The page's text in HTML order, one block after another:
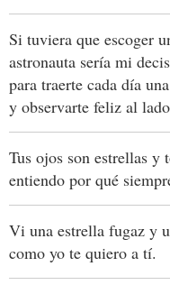
Si tuviera que escoger
astronauta sería mi
para traerte cada día
y observarte feliz al
Tus ojos son estrellas y
entiendo por qué
Vi una estrella fugaz y
como yo te quiero a tí.